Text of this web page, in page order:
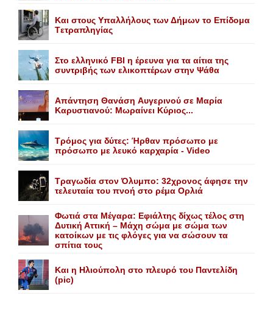
Kαι στους Yπαλλήλους των Δήμων το Eπίδομα
Tετραπληγίας
Στο ελληνικό FBI η έρευνα για τα αίτια της
συντριβής των ελικοπτέρων στην Ψάθα
Aπάντηση Θανάση Aυγερινού σε Mαρία
Kαρυστιανού: Mωραίνει Kύριος...
Τρόμος για δύτες: Ήρθαν πρόσωπο με
πρόσωπο με λευκό καρχαρία - Video
Τραγωδία στον Όλυμπο: 32χρονος άφησε την
τελευταία του πνοή στο ρέμα Ορλιά
Φωτιά στα Μέγαρα: Εφιάλτης δίχως τέλος στη
Δυτική Αττική – Μάχη σώμα με σώμα των
κατοίκων με τις φλόγες για να σώσουν τα
σπίτια τους
Και η Ηλιούπολη στο πλευρό του Παντελίδη
(pic)